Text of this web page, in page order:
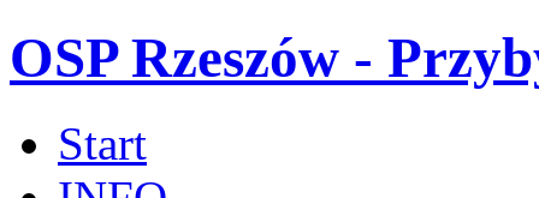
OSP Rzeszów -
Start